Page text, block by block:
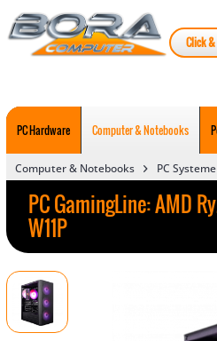
Click
PC Hardware Computer & Notebooks
Computer & Notebooks PC Systeme
PC GamingLine: AMD
W11P